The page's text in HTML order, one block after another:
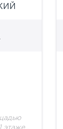
этаже